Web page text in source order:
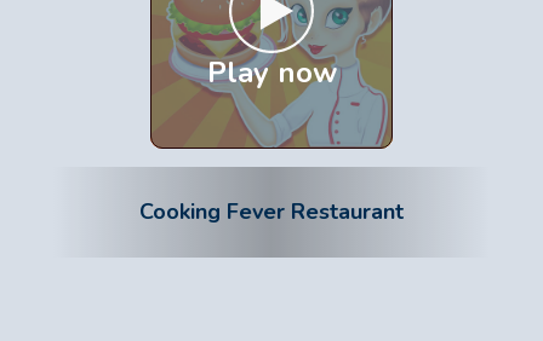
Play now
Cooking Fever Restaurant